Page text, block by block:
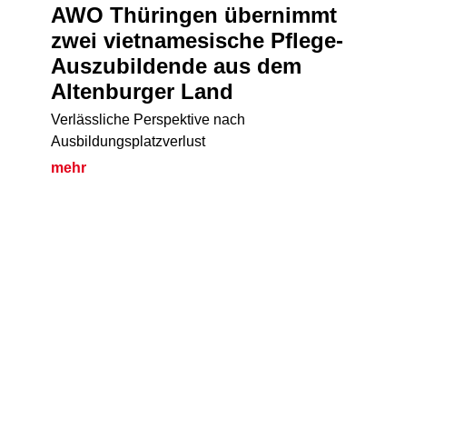
AWO Thüringen übernimmt
zwei vietnamesische Pflege-
Auszubildende aus dem
Altenburger Land
Verlässliche Perspektive nach
Ausbildungsplatzverlust
mehr